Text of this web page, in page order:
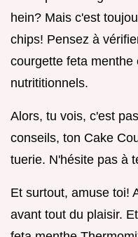
hein? Mais c'est
chips! Pensez à
courgette feta
nutrititionnels.
Alors, tu vois, c'est
conseils, ton Cake
tuerie. N'hésite pas à
Et surtout, amuse toi!
avant tout du plaisir.